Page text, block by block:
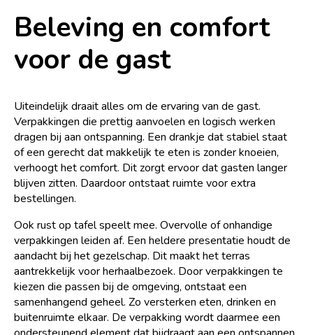
Beleving en comfort
voor de gast
Uiteindelijk draait alles om de ervaring van de gast.
Verpakkingen die prettig aanvoelen en logisch werken
dragen bij aan ontspanning. Een drankje dat stabiel staat
of een gerecht dat makkelijk te eten is zonder knoeien,
verhoogt het comfort. Dit zorgt ervoor dat gasten langer
blijven zitten. Daardoor ontstaat ruimte voor extra
bestellingen.
Ook rust op tafel speelt mee. Overvolle of onhandige
verpakkingen leiden af. Een heldere presentatie houdt de
aandacht bij het gezelschap. Dit maakt het terras
aantrekkelijk voor herhaalbezoek. Door verpakkingen te
kiezen die passen bij de omgeving, ontstaat een
samenhangend geheel. Zo versterken eten, drinken en
buitenruimte elkaar. De verpakking wordt daarmee een